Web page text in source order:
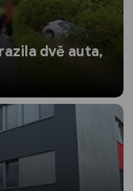
dvě auta,